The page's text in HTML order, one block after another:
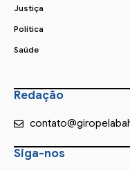
Justiça
Política
Saúde
Redação
Siga-nos